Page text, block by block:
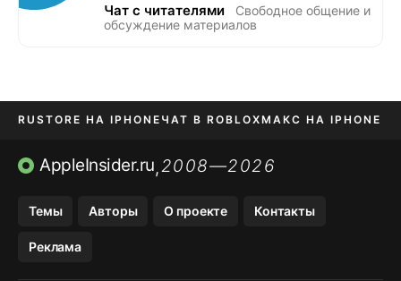
Чат с читателями
Свободное общение и
обсуждение материалов
RUSTORE НА IPHONE ЧАТ В ROBLOXМАКС НА IPHONE
AVITO НА IPHONEВТБ ОНЛАЙН TIKTOK НА IPHONE
AppleInsider.ru,2008—2026
Темы Авторы О проекте Контакты
Реклама